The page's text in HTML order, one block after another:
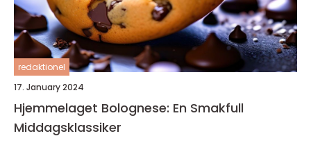
redaktionel
17. January 2024
Hjemmelaget Bolognese: En Smakfull
Middagsklassiker